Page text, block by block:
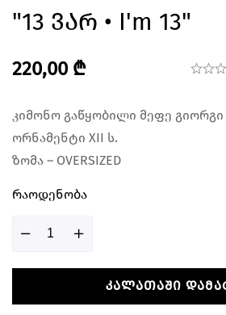
"13 Ვარ • I'm 13"
220,00 ₾
კიმონო გაწყობილი მეფე გიორგი
ორნამენტი XII ს.
ზომა – OVERSIZED
Რაოდენობა
ᲙᲐᲚᲐᲗᲐᲨᲘ